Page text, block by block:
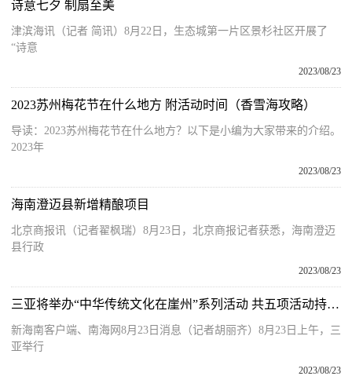
诗意七夕 制扇至美
津滨海讯（记者 简讯）8月22日，生态城第一片区景杉社区开展了
“诗意
2023/08/23
2023苏州梅花节在什么地方 附活动时间（香雪海攻略）
导读：2023苏州梅花节在什么地方？以下是小编为大家带来的介绍。
2023年
2023/08/23
海南澄迈县新增精酿项目
北京商报讯（记者翟枫瑞）8月23日，北京商报记者获悉，海南澄迈
县行政
2023/08/23
三亚将举办“中华传统文化在崖州”系列活动 共五项活动持续至明年
新海南客户端、南海网8月23日消息（记者胡丽齐）8月23日上午，三
亚举行
2023/08/23